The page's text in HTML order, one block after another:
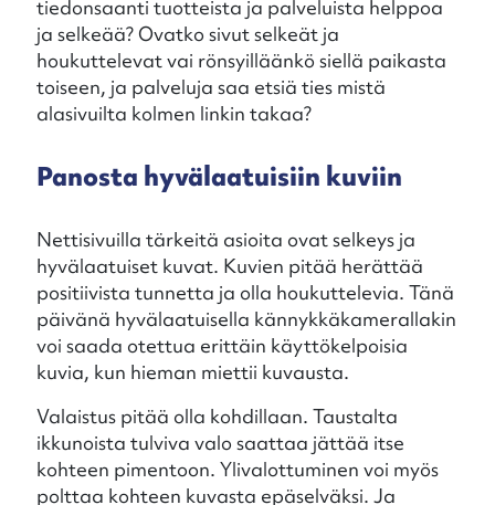
tiedonsaanti tuotteista ja palveluista helppoa
ja selkeää? Ovatko sivut selkeät ja
houkuttelevat vai rönsyilläänkö siellä paikasta
toiseen, ja palveluja saa etsiä ties mistä
alasivuilta kolmen linkin takaa?
Panosta hyvälaatuisiin kuviin
Nettisivuilla tärkeitä asioita ovat selkeys ja
hyvälaatuiset kuvat. Kuvien pitää herättää
positiivista tunnetta ja olla houkuttelevia. Tänä
päivänä hyvälaatuisella kännykkäkamerallakin
voi saada otettua erittäin käyttökelpoisia
kuvia, kun hieman miettii kuvausta.
Valaistus pitää olla kohdillaan. Taustalta
ikkunoista tulviva valo saattaa jättää itse
kohteen pimentoon. Ylivalottuminen voi myös
polttaa kohteen kuvasta epäselväksi. Ja